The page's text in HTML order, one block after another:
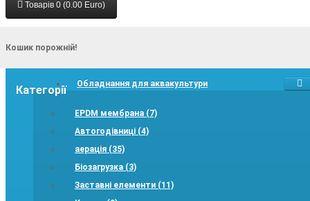
Товарів 0 (0.00 Euro)
Кошик порожній!
Категорії Обладнання для аквакультури
EPDM мембрана (7)
Автогодівниці (4)
аерація (35)
Біозагрузка (3)
Заставні елементи (11)